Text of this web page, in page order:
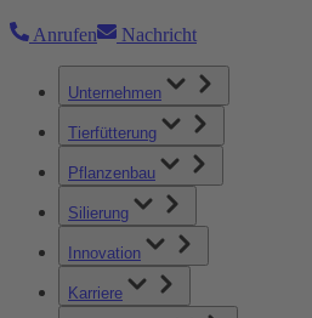
Anrufen Nachricht
Unternehmen
Tierfütterung
Pflanzenbau
Silierung
Innovation
Karriere